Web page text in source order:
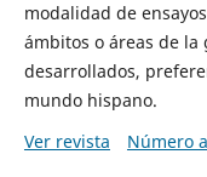
modalidad de
ámbitos o áreas de la
desarrollados,
mundo hispano.
Ver revista
Número